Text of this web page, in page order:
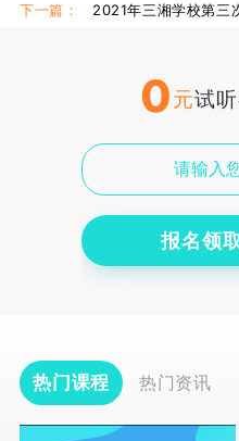
下一篇：
0元试
报名领
热门课程 热门资讯